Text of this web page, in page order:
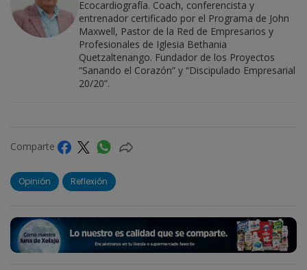
Ecocardiografía. Coach, conferencista y
entrenador certificado por el Programa de John
Maxwell, Pastor de la Red de Empresarios y
Profesionales de Iglesia Bethania
Quetzaltenango. Fundador de los Proyectos
“Sanando el Corazón” y “Discipulado Empresarial
20/20”.
Comparte
Opinión Reflexión